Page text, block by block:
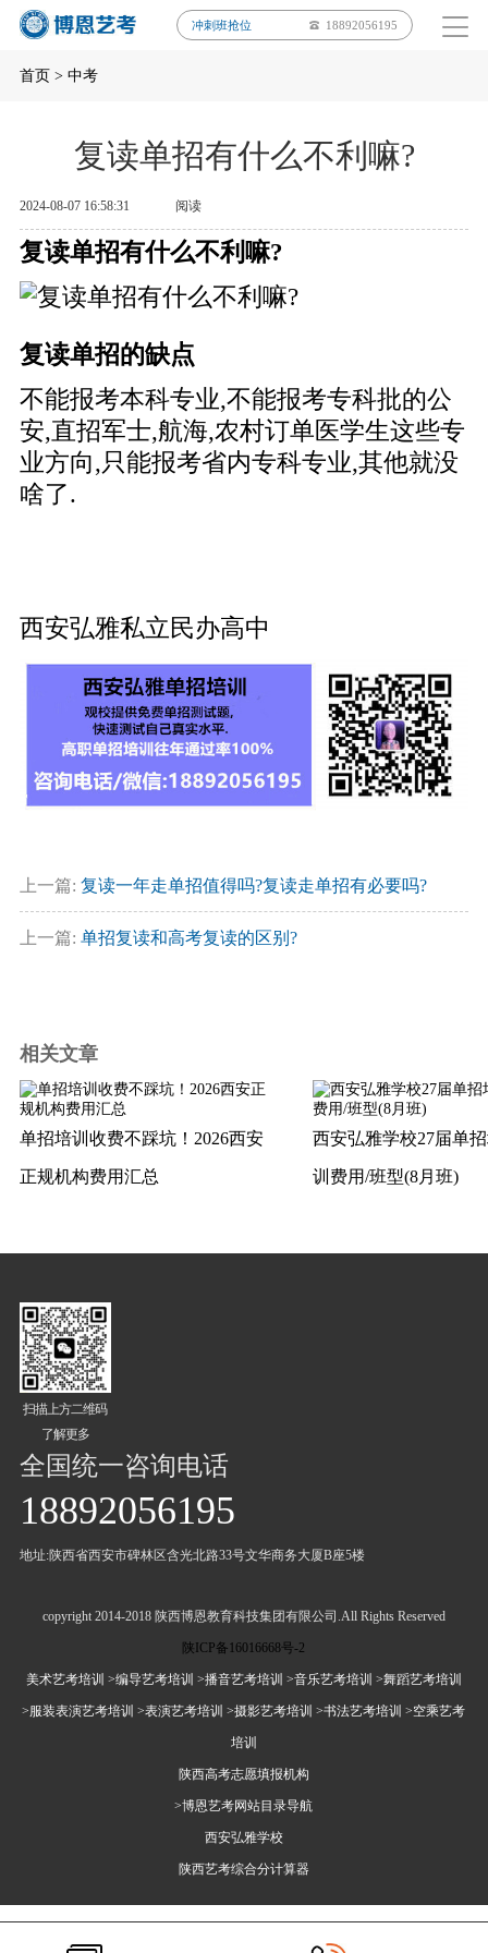
冲刺班抢位 18892056195
首页> 中考
复读单招有什么不利嘛?
2024-08-07 16:58:31 阅读
复读单招有什么不利嘛?
复读单招的缺点
不能报考本科专业,不能报考专科批的公
安,直招军士,航海,农村订单医学生这些专
业方向,只能报考省内专科专业,其他就没
啥了.
西安弘雅私立民办高中
上一篇: 复读一年走单招值得吗?复读走单招有必要吗?
上一篇: 单招复读和高考复读的区别?
相关文章
单招培训收费不踩坑！2026西安
正规机构费用汇总
西安弘雅学校27届单
训费用/班型(8月班)
扫描上方二维码
了解更多
全国统一咨询电话
18892056195
地址:陕西省西安市碑林区含光北路33号文华商务大厦B座5楼
copyright 2014-2018 陕西博恩教育科技集团有限公司.All Rights Reserved
陕ICP备16016668号-2
美术艺考培训 >编导艺考培训 >播音艺考培训 >音乐艺考培训 >舞蹈艺考培训
>服装表演艺考培训 >表演艺考培训 >摄影艺考培训 >书法艺考培训 >空乘艺考
培训
陕西高考志愿填报机构
>博恩艺考网站目录导航
西安弘雅学校
陕西艺考综合分计算器